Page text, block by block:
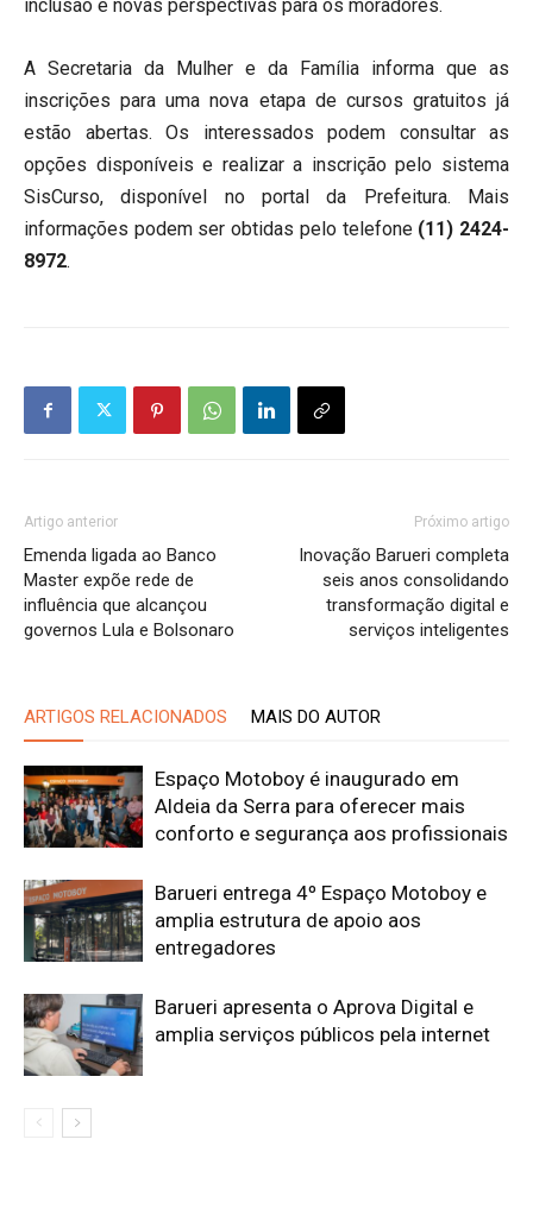
inclusão e novas perspectivas para os moradores.
A Secretaria da Mulher e da Família informa que as
inscrições para uma nova etapa de cursos gratuitos já
estão abertas. Os interessados podem consultar as
opções disponíveis e realizar a inscrição pelo sistema
SisCurso, disponível no portal da Prefeitura. Mais
informações podem ser obtidas pelo telefone (11) 2424-
8972.
Artigo anterior
Emenda ligada ao Banco
Master expõe rede de
influência que alcançou
governos Lula e Bolsonaro
Próximo artigo
Inovação Barueri completa
seis anos consolidando
transformação digital e
serviços inteligentes
ARTIGOS RELACIONADOS MAIS DO AUTOR
Espaço Motoboy é inaugurado em
Aldeia da Serra para oferecer mais
conforto e segurança aos profissionais
Barueri entrega 4º Espaço Motoboy e
amplia estrutura de apoio aos
entregadores
Barueri apresenta o Aprova Digital e
amplia serviços públicos pela internet